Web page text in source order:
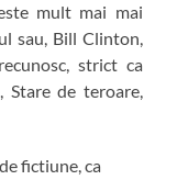
mult mai mai
sau, Bill Clinton,
strict ca
Stare de teroare,
fictiune, ca